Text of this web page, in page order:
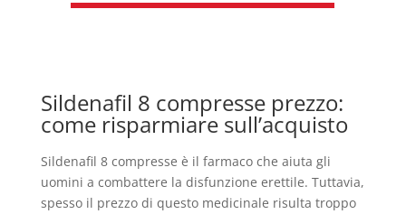
Sildenafil 8 compresse prezzo:
come risparmiare sull’acquisto
Sildenafil 8 compresse è il farmaco che aiuta gli
uomini a combattere la disfunzione erettile. Tuttavia,
spesso il prezzo di questo medicinale risulta troppo